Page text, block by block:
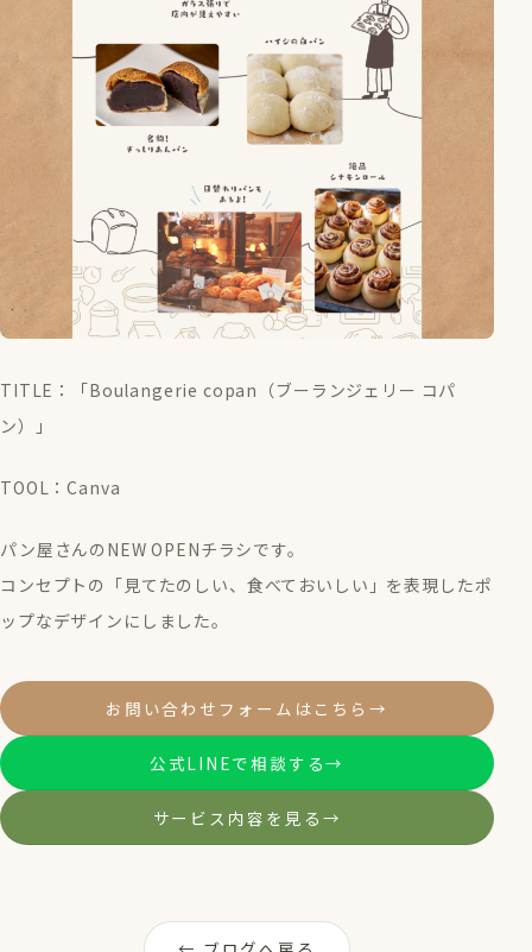
TITLE：「Boulangerie copan（ブーランジェリー コパ
ン）」
TOOL：Canva
パン屋さんのNEW OPENチラシです。
コンセプトの「見てたのしい、食べておいしい」を表現したポ
ップなデザインにしました。
お問い合わせフォームはこちら→
公式LINEで相談する→
サービス内容を見る →